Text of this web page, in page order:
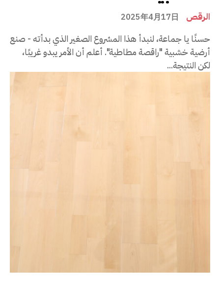
الرقص 2025年4月17日
حسنًا يا جماعة، لنبدأ هذا المشروع الصغير الذي بدأته - صنع
أرضية خشبية "راقصة مطاطية". أعلم أن الأمر يبدو غريبًا،
لكن النتيجة...